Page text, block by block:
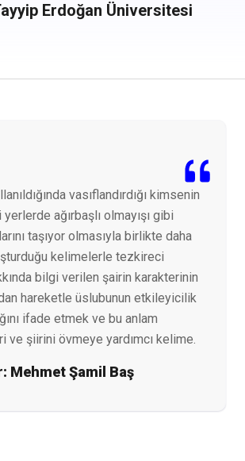
Erdoğan Üniversitesi
vasıflandırdığı kimsenin
ağırbaşlı olmayışı gibi
taşıyor olmasıyla birlikte daha
kelimelerle tezkireci
bilgi verilen şairin karakterinin
hareketle üslubunun etkileyicilik
ifade etmek ve bu anlam
ve şiirini övmeye yardımcı kelime.
Mehmet Şamil Baş